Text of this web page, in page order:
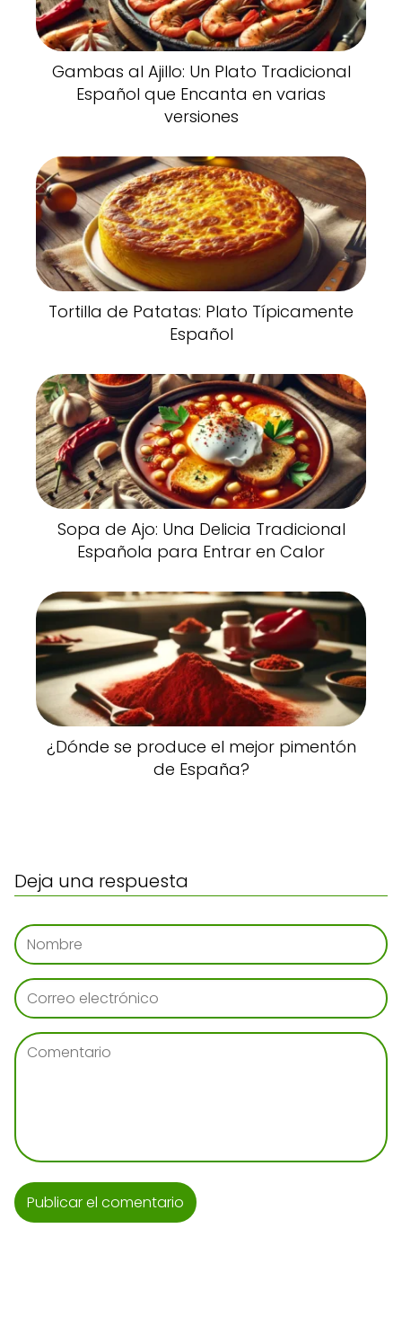
Gambas al Ajillo: Un Plato Tradicional
Español que Encanta en varias
versiones
Tortilla de Patatas: Plato Típicamente
Español
Sopa de Ajo: Una Delicia Tradicional
Española para Entrar en Calor
¿Dónde se produce el mejor pimentón
de España?
Deja una respuesta